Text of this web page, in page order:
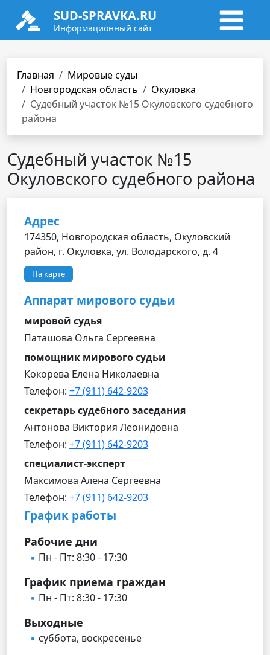
SUD-SPRAVKA.RU
Информационный сайт
Главная
Мировые суды
Новгородская область
Окуловка
Судебный участок №15 Окуловского судебного
района
Судебный участок №15
Окуловского судебного района
Адрес
174350, Новгородская область, Окуловский
район, г. Окуловка, ул. Володарского, д. 4
На карте
Аппарат мирового судьи
мировой судья
Паташова Ольга Сергеевна
помощник мирового судьи
Кокорева Елена Николаевна
Телефон: +7 (911) 642-9203
секретарь судебного заседания
Антонова Виктория Леонидовна
Телефон: +7 (911) 642-9203
специалист-эксперт
Максимова Алена Сергеевна
Телефон: +7 (911) 642-9203
График работы
Рабочие дни
Пн - Пт: 8:30 - 17:30
График приема граждан
Пн - Пт: 8:30 - 17:30
Выходные
суббота, воскресенье